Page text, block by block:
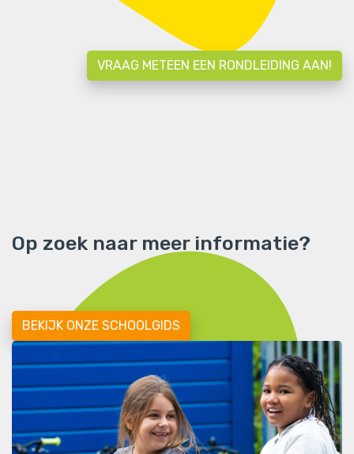
VRAAG METEEN EEN RONDLEIDING AAN!
Op zoek naar meer informatie?
BEKIJK ONZE SCHOOLGIDS